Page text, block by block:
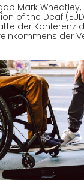
Mark
of the Deaf
der Konferenz
der